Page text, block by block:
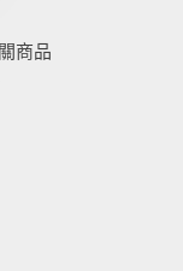
商品